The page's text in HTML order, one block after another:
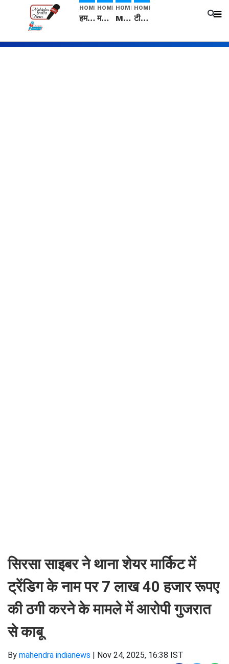
HOME
हम सनातनी..." सांसद kangana Ranaut से क्या बोली लड़की? Viral Jantar-Mantar | CJP protest
HOME
मनीषा हत्याकांड: हत्या, आत्महत्या या कोई बड़ा राज? | Full Story | Josh Haryana
HOME
Mangalsutra: हिंदू धर्म में शादी के बाद मंगलसूत्र क्यों पहनती है महिलाएं, किसने शुरु की ये परंपरा
HOME
टीम बीकेई ने एग्रीकल्चर ग्रेड की यूरिया खाद गट्टों में बदलकर टेक्निकल ग्रेड में बेचने वालों पर करवाई कार्रवाई: लखविंदर सिंह औलख
सिरसा साइबर ने थाना शेयर मार्किट में
ट्रेंडिग के नाम पर 7 लाख 40 हजार रूपए
की ठगी करने के मामले में आरोपी गुजरात
से काबू
By mahendra indianews | Nov 24, 2025, 16:38 IST